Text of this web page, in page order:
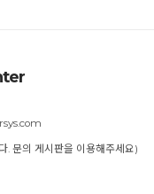
. 문의 게시판을 이용해주세요)